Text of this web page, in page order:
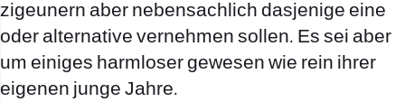
zigeunern aber nebensachlich dasjenige eine
oder alternative vernehmen sollen. Es sei aber
um einiges harmloser gewesen wie rein ihrer
eigenen junge Jahre.